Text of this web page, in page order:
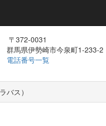
〒372-0031
群馬県伊勢崎市今泉町1-233-2
電話番号一覧
バス）